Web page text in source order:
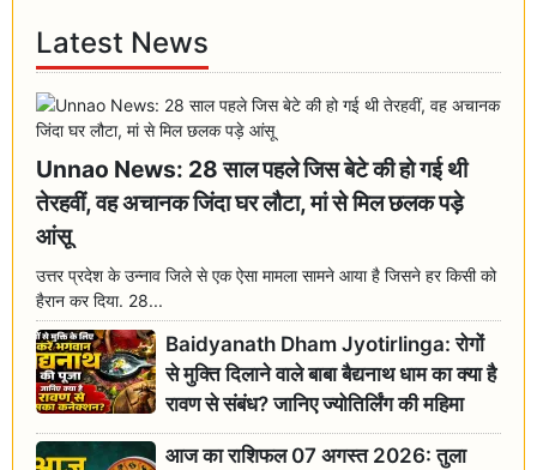
Latest News
Unnao News: 28 साल पहले जिस बेटे की हो गई थी
तेरहवीं, वह अचानक जिंदा घर लौटा, मां से मिल छलक पड़े
आंसू
उत्तर प्रदेश के उन्नाव जिले से एक ऐसा मामला सामने आया है जिसने हर किसी को
हैरान कर दिया. 28...
Baidyanath Dham Jyotirlinga: रोगों
से मुक्ति दिलाने वाले बाबा बैद्यनाथ धाम का क्या है
रावण से संबंध? जानिए ज्योतिर्लिंग की महिमा
आज का राशिफल 07 अगस्त 2026: तुला